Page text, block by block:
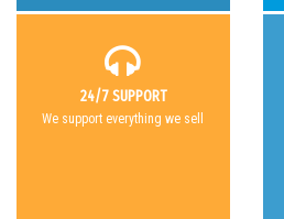
24/7 SUPPORT
We support everything we sell